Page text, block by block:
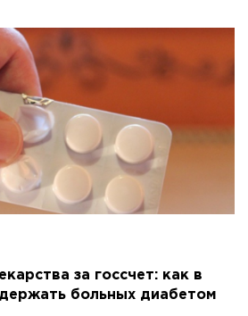
за госсчет: как в
больных диабетом